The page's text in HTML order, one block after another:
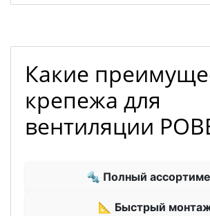
Какие
крепежа для
вентиляции
🔩 Полный
📐 Быстрый